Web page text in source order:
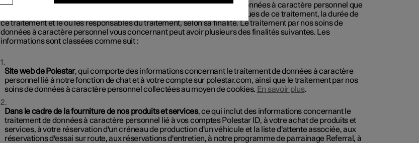
La présente section comporte des informations concernant le type de données à caractère personnel que
nous traitons à votre sujet, les finalités de ce traitement, les bases juridiques de ce traitement, la durée de
ce traitement et le ou les responsables du traitement, selon sa finalité. Le traitement par nos soins de
données à caractère personnel vous concernant peut avoir plusieurs des finalités suivantes. Les
informations sont classées comme suit :
Site web de Polestar, qui comporte des informations concernant le traitement de données à caractère
personnel lié à notre fonction de chat et à votre compte sur polestar.com, ainsi que le traitement par nos
soins de données à caractère personnel collectées au moyen de cookies. En savoir plus.
Dans le cadre de la fourniture de nos produits et services, ce qui inclut des informations concernant le
traitement de données à caractère personnel lié à vos comptes Polestar ID, à votre achat de produits et
services, à votre réservation d'un créneau de production d'un véhicule et la liste d'attente associée, aux
réservations d'essai sur route, aux réservations d'entretien, à notre programme de parrainage Referral, à